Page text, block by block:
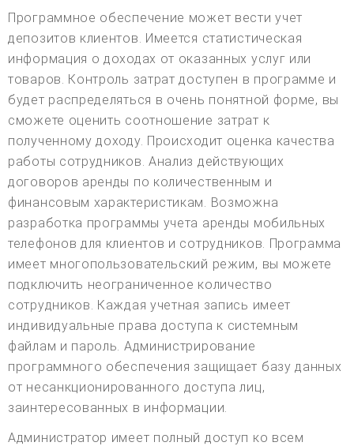
Программное обеспечение может вести учет
депозитов клиентов. Имеется статистическая
информация о доходах от оказанных услуг или
товаров. Контроль затрат доступен в программе и
будет распределяться в очень понятной форме, вы
сможете оценить соотношение затрат к
полученному доходу. Происходит оценка качества
работы сотрудников. Анализ действующих
договоров аренды по количественным и
финансовым характеристикам. Возможна
разработка программы учета аренды мобильных
телефонов для клиентов и сотрудников. Программа
имеет многопользовательский режим, вы можете
подключить неограниченное количество
сотрудников. Каждая учетная запись имеет
индивидуальные права доступа к системным
файлам и пароль. Администрирование
программного обеспечения защищает базу данных
от несанкционированного доступа лиц,
заинтересованных в информации.
Администратор имеет полный доступ ко всем